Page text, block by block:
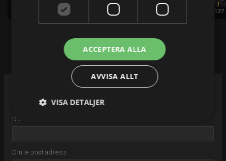
154 min
Film från 2010
148 min
Vad handlar din fråga om
Ditt namn
Din e-postadress
ACCEPTERA ALLA
AVVISA ALLT
VISA DETALJER